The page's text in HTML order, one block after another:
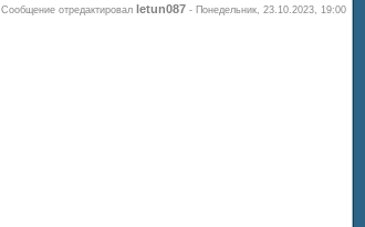
Сообщение отредактировал letun087 - Понедельник, 23.10.2023, 19:00